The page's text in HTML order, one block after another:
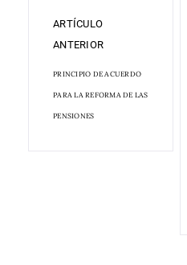
ARTÍCULO
ANTERIOR
PRINCIPIO DE ACUERDO
PARA LA REFORMA DE LAS
PENSIONES